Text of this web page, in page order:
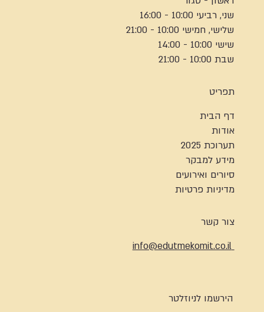
שני, רביעי 10:00 - 16:00
שלישי, חמישי 10:00 - 21:00
שישי 10:00 - 14:00
שבת 10:00 - 21:00
תפריט
דף הבית
אודות
תערוכת 2025
מידע למבקר
סיורים ואירועים
מדיניות פרטיות
צור קשר
info@edutmekomit.co.il
הירשמו לניוזלטר